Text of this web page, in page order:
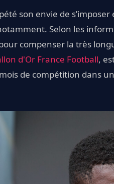
son envie de
Selon les
compenser la très
d'Or France Football,
de compétition dans